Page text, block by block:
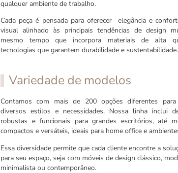
qualquer ambiente de trabalho.
Cada peça é pensada para oferecer elegância e
visual alinhado às principais tendências de design
mesmo tempo que incorpora materiais de alta
tecnologias que garantem durabilidade e sustentabilidade.
Variedade de modelos
Contamos com mais de 200 opções diferentes
diversos estilos e necessidades. Nossa linha inclui
robustas e funcionais para grandes escritórios, até
compactos e versáteis, ideais para home office e
Essa diversidade permite que cada cliente encontre a
para seu espaço, seja com móveis de design clássico,
minimalista ou contemporâneo.